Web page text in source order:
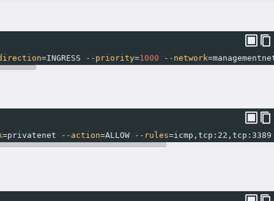
=INGRESS --priority=1000 --network=
=privatenet --action=ALLOW --rules=